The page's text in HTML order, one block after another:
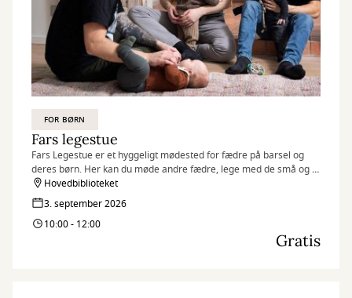
FOR BØRN
Fars legestue
Fars Legestue er et hyggeligt mødested for fædre på barsel og
deres børn. Her kan du møde andre fædre, lege med de små og få
en god snak.
Hovedbiblioteket
3. september 2026
10:00 - 12:00
Gratis